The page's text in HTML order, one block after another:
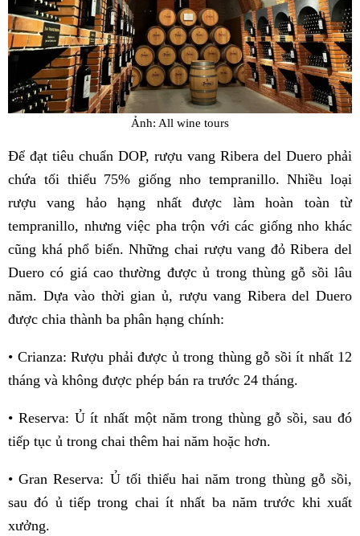
Ảnh: All wine tours
Để đạt tiêu chuẩn DOP, rượu vang Ribera del Duero phải
chứa tối thiểu 75% giống nho tempranillo. Nhiều loại
rượu vang hảo hạng nhất được làm hoàn toàn từ
tempranillo, nhưng việc pha trộn với các giống nho khác
cũng khá phổ biến. Những chai rượu vang đỏ Ribera del
Duero có giá cao thường được ủ trong thùng gỗ sồi lâu
năm. Dựa vào thời gian ủ, rượu vang Ribera del Duero
được chia thành ba phân hạng chính:
• Crianza: Rượu phải được ủ trong thùng gỗ sồi ít nhất 12
tháng và không được phép bán ra trước 24 tháng.
• Reserva: Ủ ít nhất một năm trong thùng gỗ sồi, sau đó
tiếp tục ủ trong chai thêm hai năm hoặc hơn.
• Gran Reserva: Ủ tối thiểu hai năm trong thùng gỗ sồi,
sau đó ủ tiếp trong chai ít nhất ba năm trước khi xuất
xưởng.